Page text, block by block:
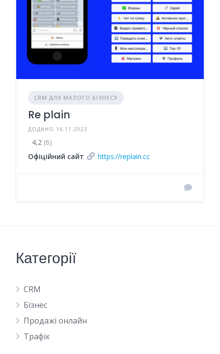
CRM ДЛЯ МАЛОГО БІЗНЕСУ
Re plain
ДОДАНО 16.11.2023
4,2 (6)
Офіційний сайт
https://replain.cc
Категорії
CRM
Бізнес
Продажі онлайн
Трафік